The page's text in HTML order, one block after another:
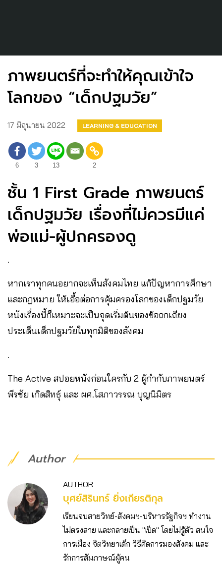
ภาพยนตร์ที่จะทำให้คุณเข้าใจ
โลกของ “เด็กปฐมวัย”
17 มิถุนายน 2022 LEARNING & EDUCATION
6 3 13 2
ชั้น 1 First Grade ภาพยนตร์
เด็กปฐมวัย เรื่องที่ไม่ควรมีแค่
พ่อแม่-ผู้ปกครองดู
.
หากเราทุกคนอยากจะเห็นสังคมไทย แก้ปัญหาการศึกษา
และกฎหมาย ให้เอื้อต่อการคุ้มครองโลกของเด็กปฐมวัย
หนังเรื่องนี้ก็เหมาะจะเป็นจุดเริ่มต้นของข้อถกเถียง
ประเด็นเด็กปฐมวัยในทุกมิติของสังคม
.
The Active สปอยหนังก่อนใครกับ 2 ผู้กำกับภาพยนตร์
พีรชัย เกิดสิทธุ์ และ ผศ.โสภาวรรณ บุญนิมิตร
Author
AUTHOR
บุศย์สิรินทร์ ยิ่งเกียรติกุล
เรียนจบสายวิทย์-สังคมฯ-บริหารรัฐกิจฯ ทำงาน
ไม่ตรงสาย และกลายเป็น "เป็ด" โดยไม่รู้ตัว สนใจ
การเมือง จิตวิทยาเด็ก วิธีคิดการมองสังคม และ
รักการสัมภาษณ์ผู้คน